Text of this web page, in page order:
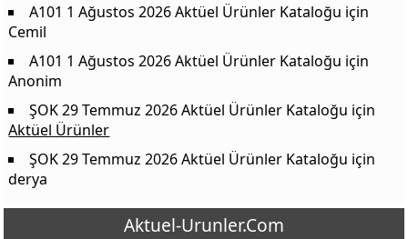
A101 1 Ağustos 2026 Aktüel Ürünler Kataloğu için
Cemil
A101 1 Ağustos 2026 Aktüel Ürünler Kataloğu için
Anonim
ŞOK 29 Temmuz 2026 Aktüel Ürünler Kataloğu için
Aktüel Ürünler
ŞOK 29 Temmuz 2026 Aktüel Ürünler Kataloğu için
derya
Aktuel-Urunler.Com